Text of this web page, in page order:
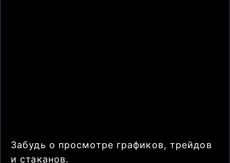
Забудь о просмотре графиков, трейдов
и стаканов.